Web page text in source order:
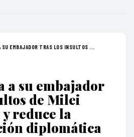
SU EMBAJADOR TRAS LOS INSULTOS ...
su embajador
de Milei
reduce la
diplomática